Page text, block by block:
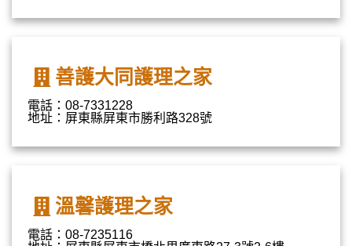
善護大同護理之家
電話：08-7331228
地址：屏東縣屏東市勝利路328號
溫馨護理之家
電話：08-7235116